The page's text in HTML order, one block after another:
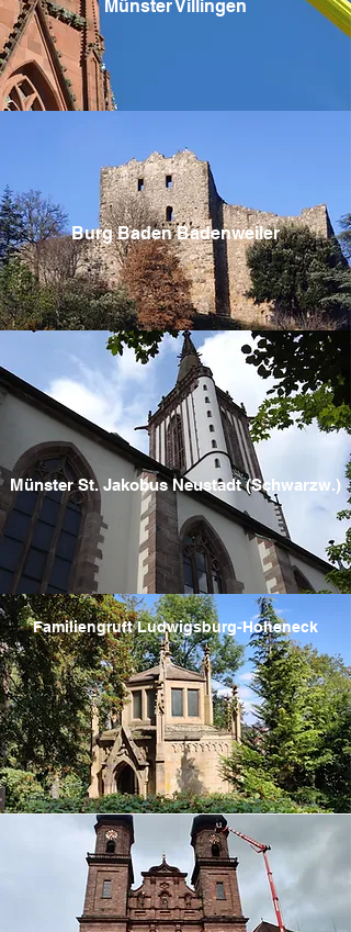
Münster Villingen
Burg Baden Badenweiler
Münster St. Jakobus Neustadt (Schwarzw.)
Familiengruft Ludwigsburg-Hoheneck